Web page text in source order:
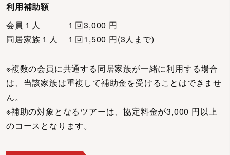
利用補助額
会員１人 １回3,000 円
同居家族１人 １回1,500 円(3人まで)
※複数の会員に共通する同居家族が一緒に利用する場合
は、当該家族は重複して補助金を受けることはできませ
ん。
※補助の対象となるツアーは、協定料金が3,000 円以上
のコースとなります。